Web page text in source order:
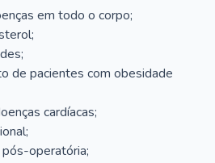
em todo o corpo;
de pacientes com obesidade
cardíacas;
operatória;